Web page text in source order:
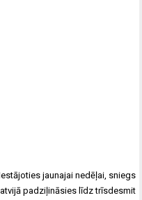
jaunajai nedēļai, sniegs
padziļināsies līdz trīsdesmit